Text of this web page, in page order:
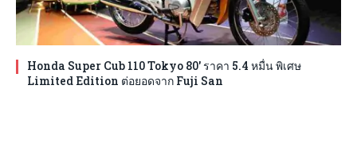
Honda Super Cub 110 Tokyo 80′ ราคา 5.4 หมื่น พิเศษ
Limited Edition ต่อยอดจาก Fuji San